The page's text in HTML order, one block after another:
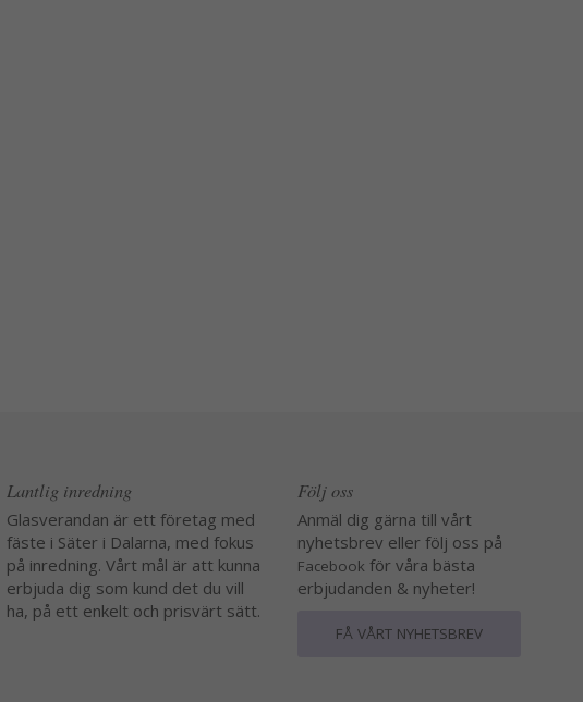
Lantlig inredning
Glasverandan är ett företag med
fäste i Säter i Dalarna, med fokus
på inredning. Vårt mål är att kunna
erbjuda dig som kund det du vill
ha, på ett enkelt och prisvärt sätt.
Följ oss
Anmäl dig gärna till vårt
nyhetsbrev eller följ oss på
Facebook för våra bästa
erbjudanden & nyheter!
FÅ VÅRT NYHETSBREV